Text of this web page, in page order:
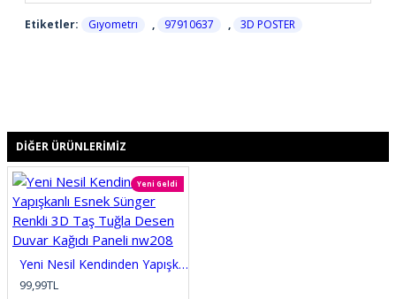
Etiketler: Gıyometrı , 97910637 , 3D POSTER
DIĞER ÜRÜNLERIMIZ
Yeni Geldi
Yeni Nesil Kendinden Yapışkanlı Esnek Sünger Renkli 3D Taş Tuğla Desen Duvar Kağıdı Paneli nw208
99,99TL